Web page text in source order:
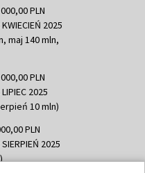
PLN
2025
maj 140 mln,
PLN
2025
10 mln)
PLN
2025